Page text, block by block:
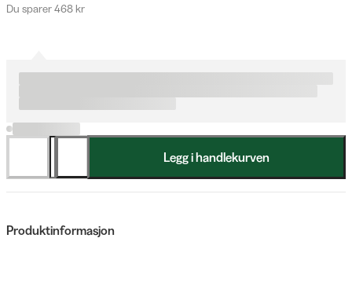
Du sparer 468 kr
Legg i handlekurven
Produktinformasjon